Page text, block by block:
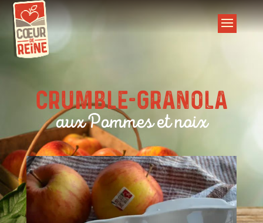
Crumble-Granola
aux Pommes et noix